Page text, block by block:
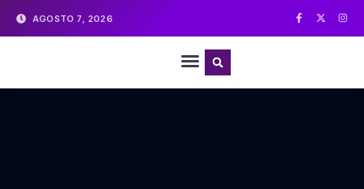
AGOSTO 7, 2026